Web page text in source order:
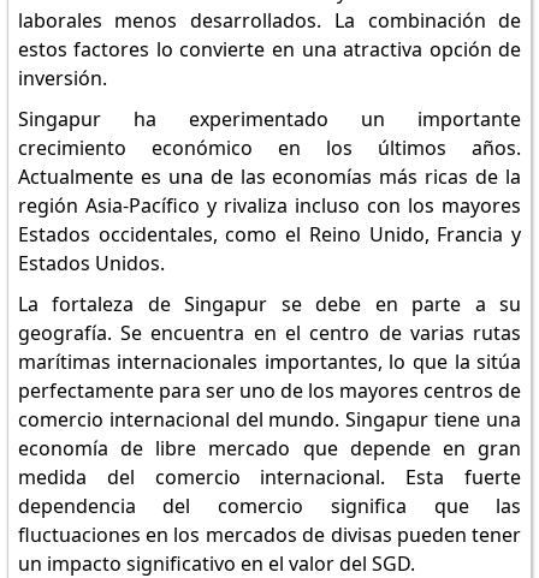
laborales menos desarrollados. La combinación de
estos factores lo convierte en una atractiva opción de
inversión.
Singapur ha experimentado un importante
crecimiento económico en los últimos años.
Actualmente es una de las economías más ricas de la
región Asia-Pacífico y rivaliza incluso con los mayores
Estados occidentales, como el Reino Unido, Francia y
Estados Unidos.
La fortaleza de Singapur se debe en parte a su
geografía. Se encuentra en el centro de varias rutas
marítimas internacionales importantes, lo que la sitúa
perfectamente para ser uno de los mayores centros de
comercio internacional del mundo. Singapur tiene una
economía de libre mercado que depende en gran
medida del comercio internacional. Esta fuerte
dependencia del comercio significa que las
fluctuaciones en los mercados de divisas pueden tener
un impacto significativo en el valor del SGD.